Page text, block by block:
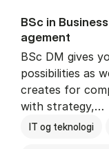
BSc in
age­ment
BSc DM gives
possibilities as
creates for
with strategy,…
IT og teknologi